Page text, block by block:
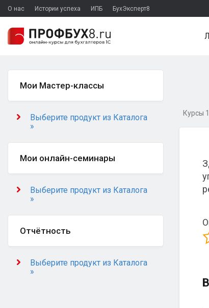
О нас Истории успеха ИПБ БухЭксперт8
Курсы
Мои Мастер-классы
Выберите продукт из Каталога
»
Мои онлайн-семинары
Выберите продукт из Каталога
»
Отчётность
Выберите продукт из Каталога
»